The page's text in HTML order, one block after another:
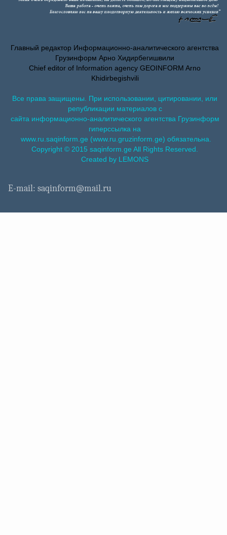
Главный редактор Информационно-аналитического агентства
Грузинформ Арно Хидирбегишвили
Chief editor of Information agency GEOINFORM Arno
Khidirbegishvili
Все права защищены. При использовании, цитировании, или
републикации материалов с
сайта информационно-аналитического агентства Грузинформ
гиперссылка на
www.ru.saqinform.ge (www.ru.gruzinform.ge) обязательна.
Copyright © 2015 saqinform.ge All Rights Reserved.
Created by LEMONS
E-mail: saqinform@mail.ru